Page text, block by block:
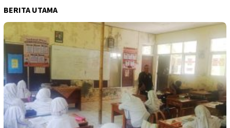
BERITA UTAMA